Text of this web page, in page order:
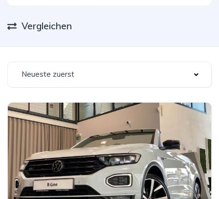
Vergleichen
Neueste zuerst